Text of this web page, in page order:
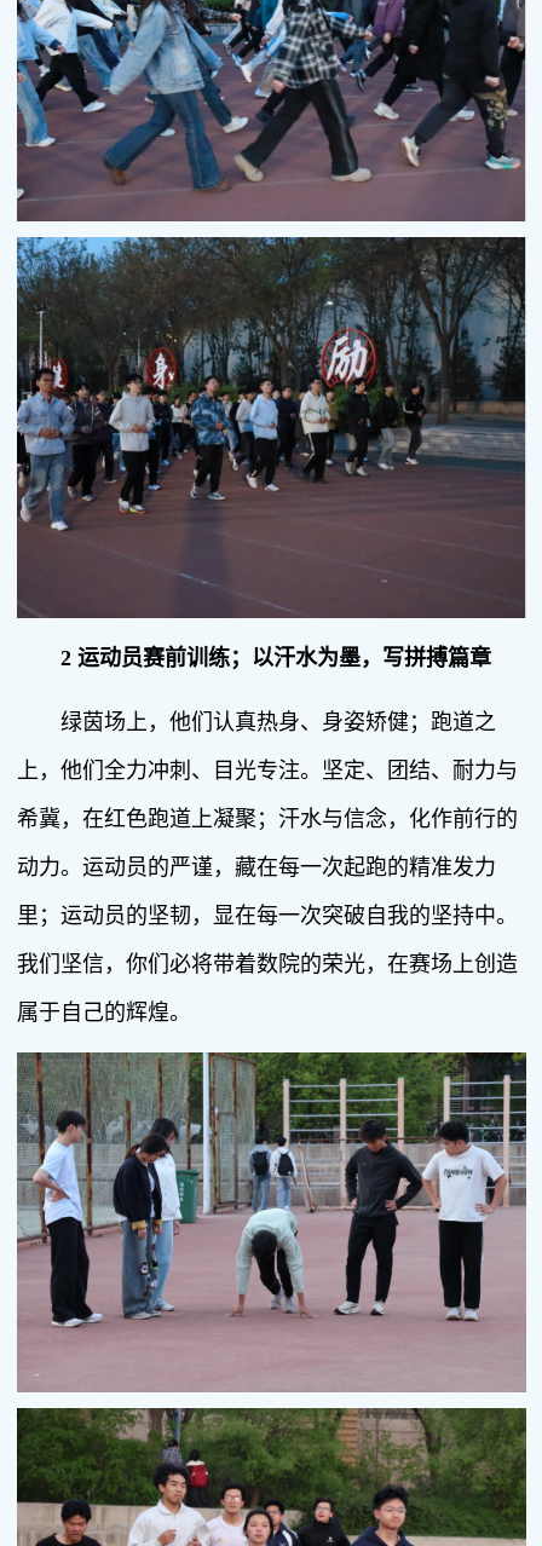
2运动员赛前训练； 以汗水为墨，写拼搏篇章
绿茵场上，他们认真热身、身姿矫健；跑道之
上，他们全力冲刺、目光专注。坚定、团结、耐力与
希冀，在红色跑道上凝聚；汗水与信念，化作前行的
动力。运动员的严谨，藏在每一次起跑的精准发力
里；运动员的坚韧，显在每一次突破自我的坚持中。
我们坚信，你们必将带着数院的荣光，在赛场上创造
属于自己的辉煌。